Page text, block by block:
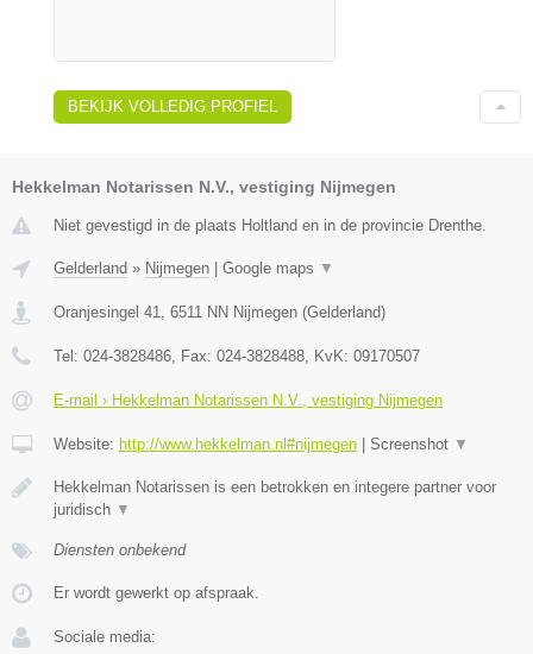
BEKIJK VOLLEDIG PROFIEL
Hekkelman Notarissen N.V., vestiging Nijmegen
Niet gevestigd in de plaats Holtland en in de provincie Drenthe.
Gelderland » Nijmegen Google maps ▼
Oranjesingel 41, 6511 NN Nijmegen (Gelderland)
Tel: 024-3828486, Fax: 024-3828488, KvK: 09170507
E-mail › Hekkelman Notarissen N.V., vestiging Nijmegen
Website: http://www.hekkelman.nl#nijmegen Screenshot ▼
Hekkelman Notarissen is een betrokken en integere partner voor
juridisch ▼
Diensten onbekend
Er wordt gewerkt op afspraak.
Sociale media: